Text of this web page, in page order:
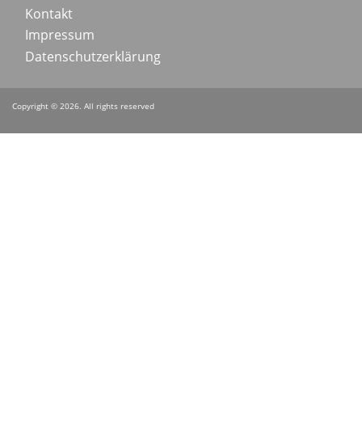
Footer
menu
Kontakt
Impressum
Datenschutzerklärung
Copyright © 2026. All rights reserved